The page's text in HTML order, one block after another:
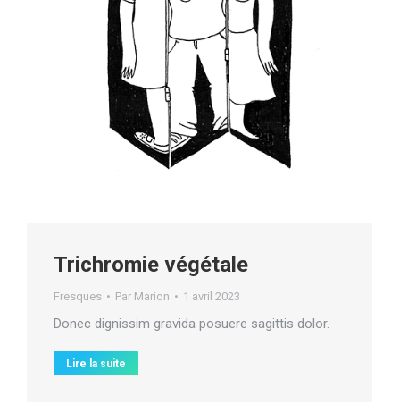
Trichromie végétale
Fresques Par Marion 1 avril 2023
Donec dignissim gravida posuere sagittis dolor.
Lire la suite